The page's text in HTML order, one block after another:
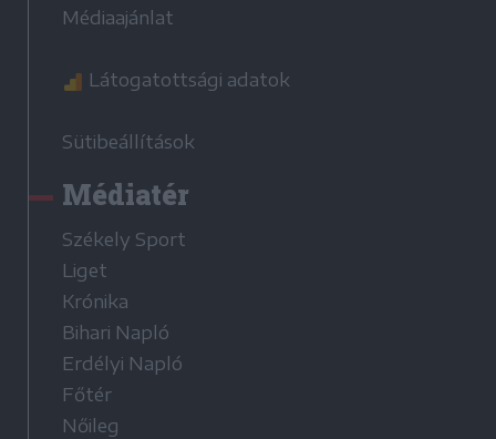
Médiaajánlat
Látogatottsági adatok
Sütibeállítások
Médiatér
Székely Sport
Liget
Krónika
Bihari Napló
Erdélyi Napló
Főtér
Nőileg